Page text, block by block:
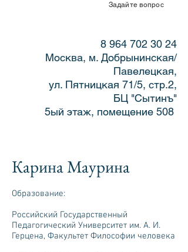
Задайте вопрос
8 964 702 30 24
Москва, м. Добрынинская/
Павелецкая,
ул. Пятницкая 71/5, стр.2,
БЦ "Сытинъ"
5ый этаж, помещение 508
Карина Маурина
Образование:
Российский Государственный
Педагогический Университет им. А. И.
Герцена, Факультет Философии человека